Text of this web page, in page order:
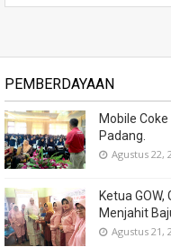
PEMBERDAYAAN
Mobile
Padang.
Agustus 22,
Ketua
Menjahit
Agustus 21,